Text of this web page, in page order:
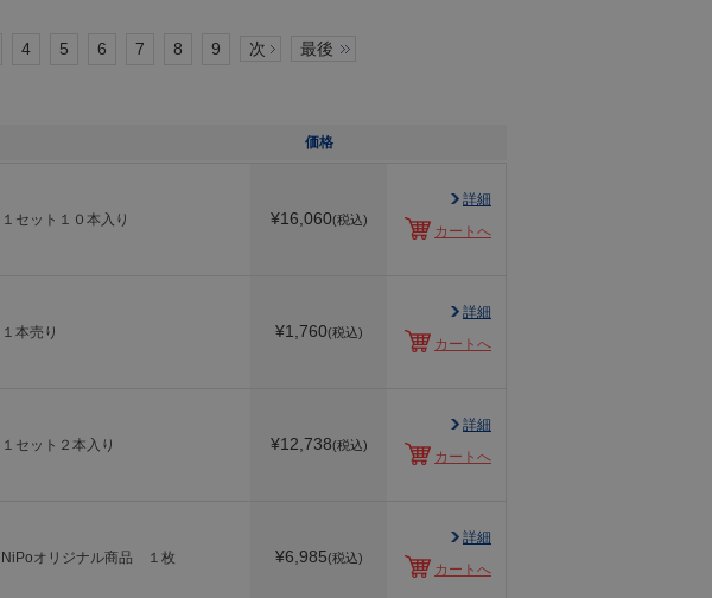
4 5 6 7 8 9 次 最後
価格
１セット１０本入り ¥16,060(税込)
詳細
カートへ
１本売り ¥1,760(税込)
詳細
カートへ
１セット２本入り ¥12,738(税込)
詳細
カートへ
NiPoオリジナル商品 １枚 ¥6,985(税込)
詳細
カートへ